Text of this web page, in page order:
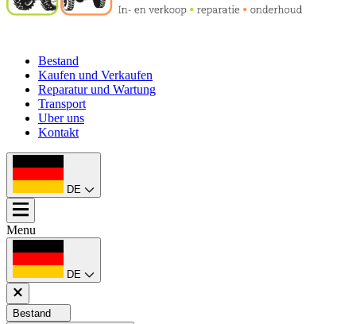
Bestand
Kaufen und Verkaufen
Reparatur und Wartung
Transport
Uber uns
Kontakt
DE
Menu
DE
Bestand